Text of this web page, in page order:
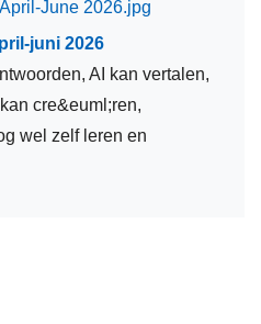
juni 2026
AI kan vertalen,
cre&euml;ren,
wel zelf leren en